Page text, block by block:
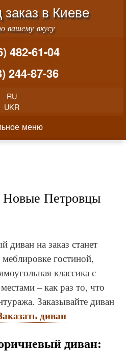
Перейти к основному
в Киеве
вашему вкусу
482-61-04
244-87-36
RU
UKR
меню
Новые Петровцы
диван на заказ станет
гостиной,
классика с
– как раз то, что
Заказывайте диван
диван
диван: